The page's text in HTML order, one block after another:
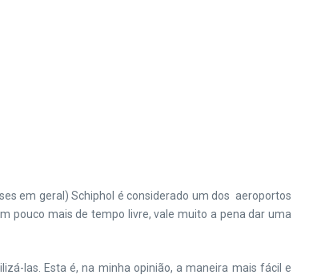
em geral) Schiphol é considerado um dos aeroportos
pouco mais de tempo livre, vale muito a pena dar uma
las. Esta é, na minha opinião, a maneira mais fácil e